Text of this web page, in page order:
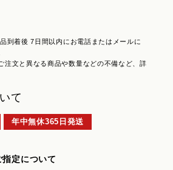
到着後 7日間以内にお電話またはメールに
注文と異なる商品や数量などの不備など、詳
て
年中無休365日発送
定について